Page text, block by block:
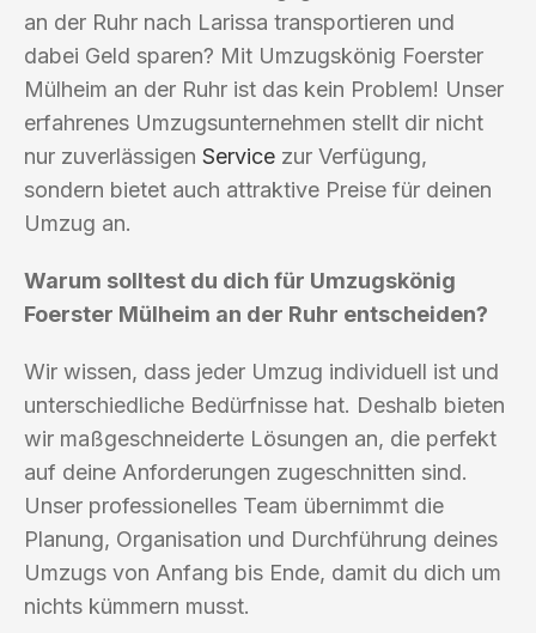
an der Ruhr nach Larissa transportieren und
dabei Geld sparen? Mit Umzugskönig Foerster
Mülheim an der Ruhr ist das kein Problem! Unser
erfahrenes Umzugsunternehmen stellt dir nicht
nur zuverlässigen Service zur Verfügung,
sondern bietet auch attraktive Preise für deinen
Umzug an.
Warum solltest du dich für Umzugskönig
Foerster Mülheim an der Ruhr entscheiden?
Wir wissen, dass jeder Umzug individuell ist und
unterschiedliche Bedürfnisse hat. Deshalb bieten
wir maßgeschneiderte Lösungen an, die perfekt
auf deine Anforderungen zugeschnitten sind.
Unser professionelles Team übernimmt die
Planung, Organisation und Durchführung deines
Umzugs von Anfang bis Ende, damit du dich um
nichts kümmern musst.